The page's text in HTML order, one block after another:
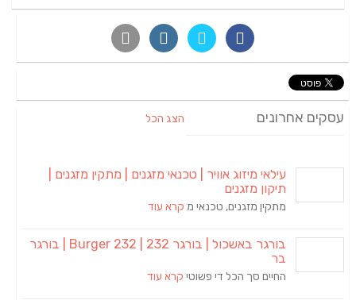
עסקים אחרונים הצג הכל
עילאי מיזוג אוויר | טכנאי מזגנים | מתקין מזגנים |
תיקון מזגנים
מתקין מזגנים, טכנאי מ קרא עוד
בורגר באשכול | בורגר 232 | Burger 232 | בורגר
בר
החיים סך הכל די פשוטי קרא עוד